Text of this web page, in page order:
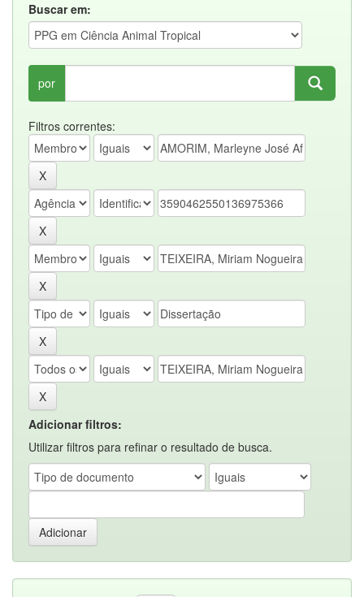
Buscar em:
por
Filtros correntes:
Adicionar filtros:
Utilizar filtros para refinar o resultado de busca.